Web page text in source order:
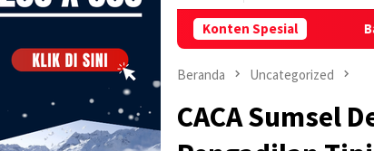
Konten Spesial
Bangun Guru Adaptif
Beranda Uncategorized
CACA Sumsel